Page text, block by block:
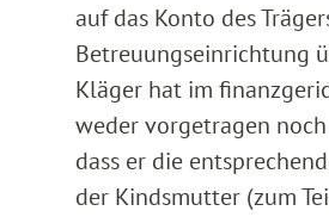
auf das Konto des
Betreuungseinrichtung
Kläger hat im
weder vorgetragen
dass er die
der Kindsmutter (zum